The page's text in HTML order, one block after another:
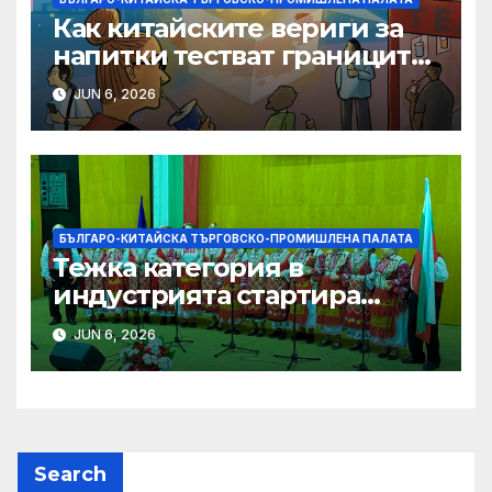
Как китайските вериги за
напитки тестват границите
на меката сила
JUN 6, 2026
БЪЛГАРО-КИТАЙСКА ТЪРГОВСКО-ПРОМИШЛЕНА ПАЛАТА
Тежка категория в
индустрията стартира
алианс за космическа
слънчева енергия
JUN 6, 2026
Search